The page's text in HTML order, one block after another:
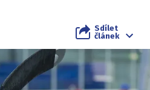
Sdílet
článek